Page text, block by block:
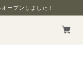
ープンしました！